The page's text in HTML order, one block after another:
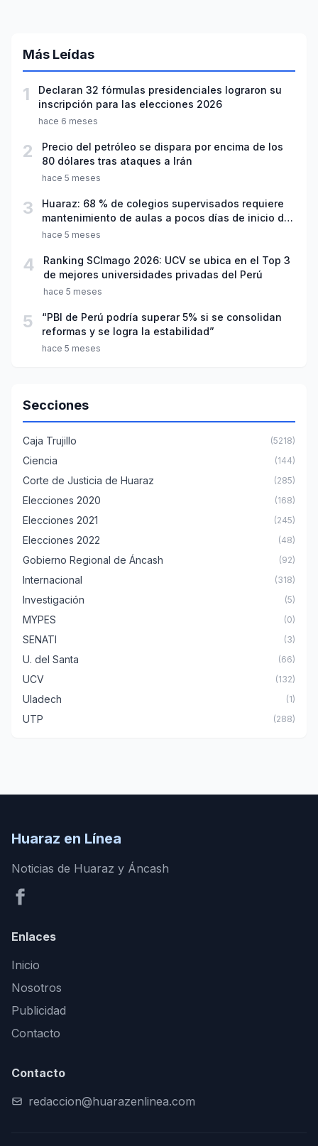
Más Leídas
1
Declaran 32 fórmulas presidenciales lograron su
inscripción para las elecciones 2026
hace 6 meses
2
Precio del petróleo se dispara por encima de los
80 dólares tras ataques a Irán
hace 5 meses
3
Huaraz: 68 % de colegios supervisados requiere
mantenimiento de aulas a pocos días de inicio del
año escolar 2026
hace 5 meses
4
Ranking SCImago 2026: UCV se ubica en el Top 3
de mejores universidades privadas del Perú
hace 5 meses
5
“PBI de Perú podría superar 5% si se consolidan
reformas y se logra la estabilidad”
hace 5 meses
Secciones
Caja Trujillo (5218)
Ciencia (144)
Corte de Justicia de Huaraz (285)
Elecciones 2020 (168)
Elecciones 2021 (245)
Elecciones 2022 (48)
Gobierno Regional de Áncash (92)
Internacional (318)
Investigación (5)
MYPES (0)
SENATI (3)
U. del Santa (66)
UCV (132)
Uladech (1)
UTP (288)
Huaraz en Línea
Noticias de Huaraz y Áncash
Enlaces
Inicio
Nosotros
Publicidad
Contacto
Contacto
redaccion@huarazenlinea.com